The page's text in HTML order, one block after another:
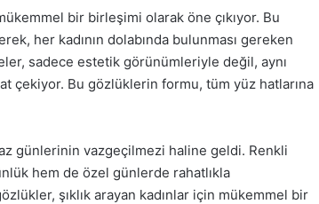
bir birleşimi olarak öne çıkıyor. Bu
her kadının dolabında bulunması gereken
sadece estetik görünümleriyle değil, aynı
çekiyor. Bu gözlüklerin formu, tüm yüz hatlarına
günlerinin vazgeçilmezi haline geldi. Renkli
hem de özel günlerde rahatlıkla
şıklık arayan kadınlar için mükemmel bir